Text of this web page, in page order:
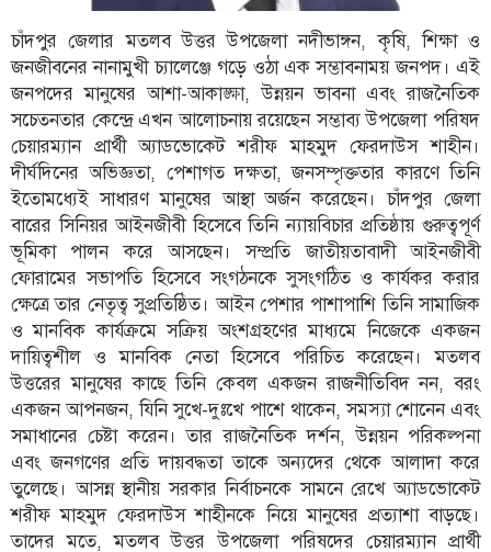
ও
প্রকৃতি
অপরাধ
চাঁদপুর
জেলার
খবর
প্রবাস
তথ্য-
প্রযুক্তি
মতামত
ধর্ম
শিশু-
কিশোর
ক্যাম্পাস
সাহিত্য
চাঁদপুর জেলার মতলব উত্তর উপজেলা নদীভাঙ্গন, কৃষি, শিক্ষা ও
জনজীবনের নানামুখী চ্যালেঞ্জে গড়ে ওঠা এক সম্ভাবনাময় জনপদ। এই
জনপদের মানুষের আশা-আকাঙ্ক্ষা, উন্নয়ন ভাবনা এবং রাজনৈতিক
সচেতনতার কেন্দ্রে এখন আলোচনায় রয়েছেন সম্ভাব্য উপজেলা পরিষদ
চেয়ারম্যান প্রার্থী অ্যাডভোকেট শরীফ মাহমুদ ফেরদাউস শাহীন।
দীর্ঘদিনের অভিজ্ঞতা, পেশাগত দক্ষতা, জনসম্পৃক্ততার কারণে তিনি
ইতোমধ্যেই সাধারণ মানুষের আস্থা অর্জন করেছেন। চাঁদপুর জেলা
বারের সিনিয়র আইনজীবী হিসেবে তিনি ন্যায়বিচার প্রতিষ্ঠায় গুরুত্বপূর্ণ
ভূমিকা পালন করে আসছেন। সম্প্রতি জাতীয়তাবাদী আইনজীবী
ফোরামের সভাপতি হিসেবে সংগঠনকে সুসংগঠিত ও কার্যকর করার
ক্ষেত্রে তার নেতৃত্ব সুপ্রতিষ্ঠিত। আইন পেশার পাশাপাশি তিনি সামাজিক
ও মানবিক কার্যক্রমে সক্রিয় অংশগ্রহণের মাধ্যমে নিজেকে একজন
দায়িত্বশীল ও মানবিক নেতা হিসেবে পরিচিত করেছেন। মতলব
উত্তরের মানুষের কাছে তিনি কেবল একজন রাজনীতিবিদ নন, বরং
একজন আপনজন, যিনি সুখে-দুঃখে পাশে থাকেন, সমস্যা শোনেন এবং
সমাধানের চেষ্টা করেন। তার রাজনৈতিক দর্শন, উন্নয়ন পরিকল্পনা
এবং জনগণের প্রতি দায়বদ্ধতা তাকে অন্যদের থেকে আলাদা করে
তুলেছে। আসন্ন স্থানীয় সরকার নির্বাচনকে সামনে রেখে অ্যাডভোকেট
শরীফ মাহমুদ ফেরদাউস শাহীনকে নিয়ে মানুষের প্রত্যাশা বাড়ছে।
তাদের মতে, মতলব উত্তর উপজেলা পরিষদের চেয়ারম্যান প্রার্থী